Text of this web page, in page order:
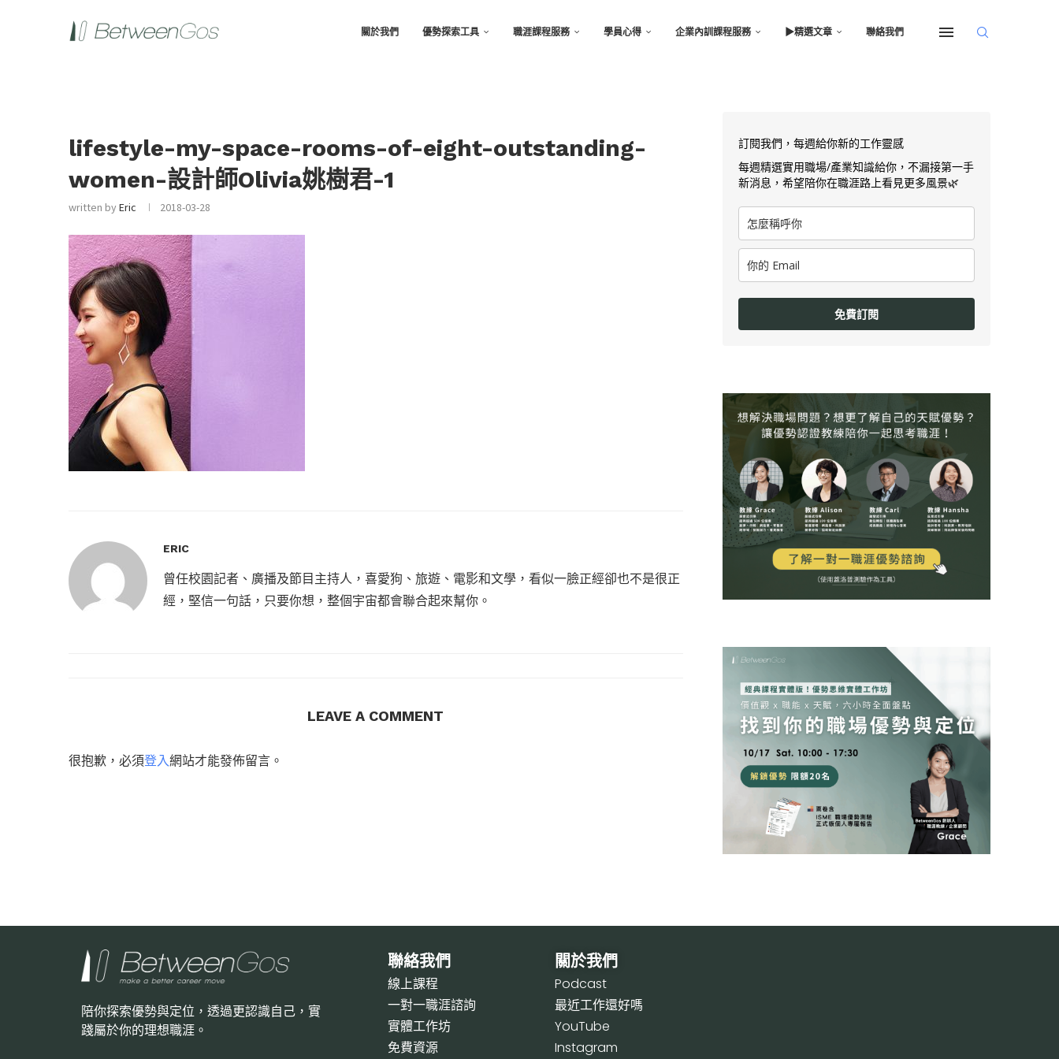
關於我們 優勢探索工具 職涯課程服務 學員心得 企業內訓課程服務 ▶︎精選文章 聯絡我們
lifestyle-my-space-rooms-of-eight-outstanding-
women-設計師Olivia姚樹君-1
written byEric 2018-03-28
ERIC
曾任校園記者、廣播及節目主持人，喜愛狗、旅遊、電影和文學，看似一臉正經卻也不是很正
經，堅信一句話，只要你想，整個宇宙都會聯合起來幫你。
LEAVE A COMMENT
很抱歉，必須登入網站才能發佈留言。
訂閱我們，每週給你新的工作靈感
每週精選實用職場/產業知識給你，不漏接第一手
新消息，希望陪你在職涯路上看見更多風景🌿
免費訂閱
陪你探索優勢與定位，透過更認識自己，實
踐屬於你的理想職涯。
聯絡我們
線上課程
一對一職涯諮詢
實體工作坊
免費資源
關於我們
Podcast
最近工作還好嗎
YouTube
Instagram